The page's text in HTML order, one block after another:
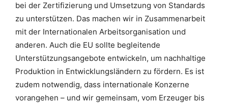
bei der Zertifizierung und Umsetzung von Standards
zu unterstützen. Das machen wir in Zusammenarbeit
mit der Internationalen Arbeitsorganisation und
anderen. Auch die EU sollte begleitende
Unterstützungsangebote entwickeln, um nachhaltige
Produktion in Entwicklungsländern zu fördern. Es ist
zudem notwendig, dass internationale Konzerne
vorangehen – und wir gemeinsam, vom Erzeuger bis